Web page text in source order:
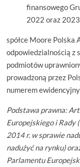
finansowego
2022 oraz
spółce Moore Polska
odpowiedzialnością z
podmiotów
prowadzoną przez
numerem
Podstawa prawna:
Europejskiego i Rady
2014 r. w sprawie
nadużyć na rynku)
Parlamentu